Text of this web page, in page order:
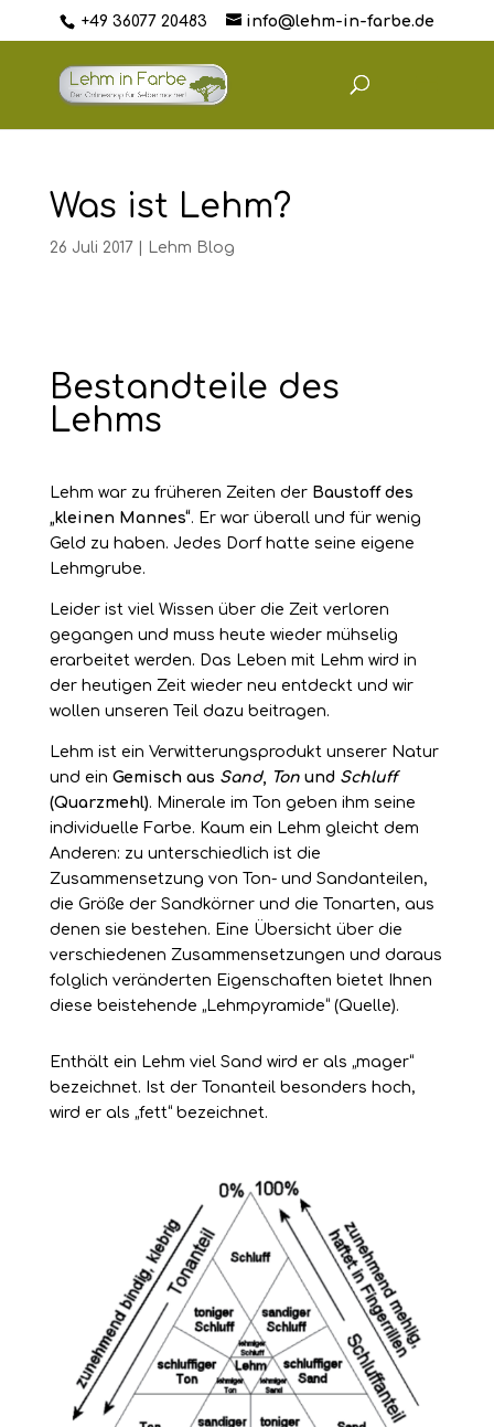
+49 36077 20483 info@lehm-in-farbe.de
Was ist Lehm?
26 Juli 2017 Lehm Blog
Bestandteile des
Lehms
Lehm war zu früheren Zeiten der Baustoff des
„kleinen Mannes“. Er war überall und für wenig
Geld zu haben. Jedes Dorf hatte seine eigene
Lehmgrube.
Leider ist viel Wissen über die Zeit verloren
gegangen und muss heute wieder mühselig
erarbeitet werden. Das Leben mit Lehm wird in
der heutigen Zeit wieder neu entdeckt und wir
wollen unseren Teil dazu beitragen.
Lehm ist ein Verwitterungsprodukt unserer Natur
und ein Gemisch aus Sand, Tonund Schluff
(Quarzmehl). Minerale im Ton geben ihm seine
individuelle Farbe. Kaum ein Lehm gleicht dem
Anderen: zu unterschiedlich ist die
Zusammensetzung von Ton- und Sandanteilen,
die Größe der Sandkörner und die Tonarten, aus
denen sie bestehen. Eine Übersicht über die
verschiedenen Zusammensetzungen und daraus
folglich veränderten Eigenschaften bietet Ihnen
diese beistehende „Lehmpyramide“ (Quelle).
Enthält ein Lehm viel Sand wird er als „mager“
bezeichnet. Ist der Tonanteil besonders hoch,
wird er als „fett“ bezeichnet.